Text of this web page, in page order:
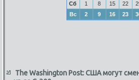
Сб
1 8 15 22
Вс
2 9 16 23
The Washington Post: США могут